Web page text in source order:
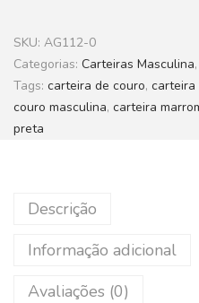
SKU: AG112-0
Categorias: Carteiras Masculina,
Tags: carteira de couro, carteira
couro masculina, carteira
preta
Descrição
Informação adicional
Avaliações (0)